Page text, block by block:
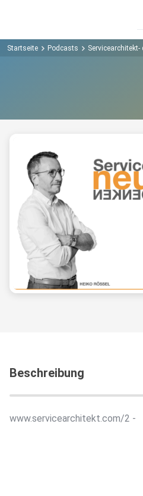
Startseite Podcasts
Beschreibung
www.servicearchitekt.com/2 -